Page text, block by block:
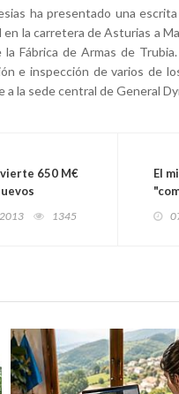
ha presentado una
la carretera de Asturias a
Fábrica de Armas de
e inspección de varios de
la sede central de General
650 M€
fijos en
1345
El